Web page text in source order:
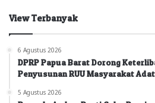
View Terbanyak
6 Agustus 2026
DPRP Papua Barat Dorong
Penyusunan RUU Masyarakat Adat
5 Agustus 2026